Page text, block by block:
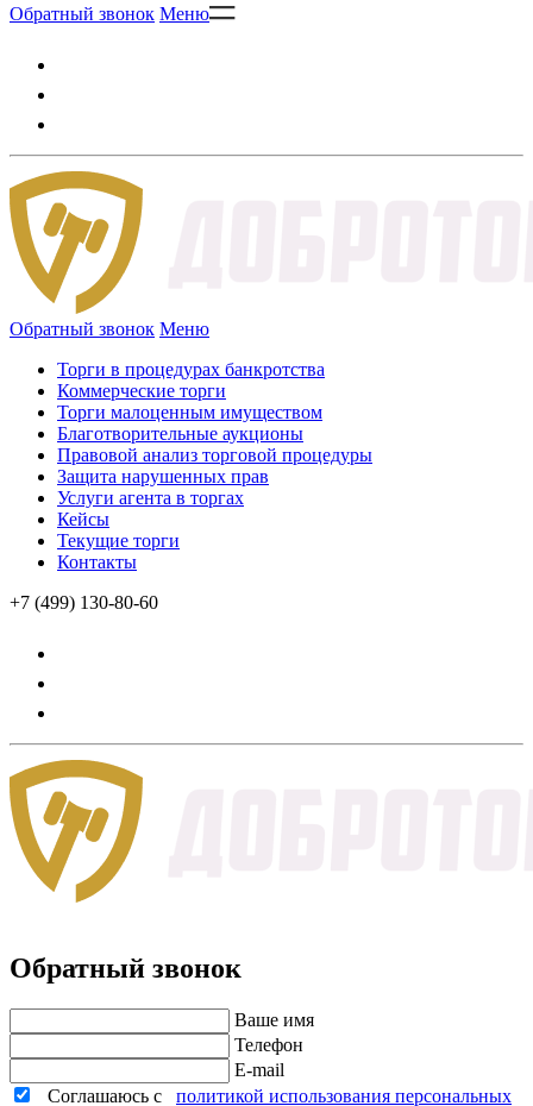
Обратный звонок Меню
Обратный звонок Меню
Торги в процедурах банкротства
Коммерческие торги
Торги малоценным имуществом
Благотворительные аукционы
Правовой анализ торговой процедуры
Защита нарушенных прав
Услуги агента в торгах
Кейсы
Текущие торги
Контакты
+7 (499) 130-80-60
Обратный звонок
Ваше имя
Телефон
E-mail
Соглашаюсь с политикой использования персональных